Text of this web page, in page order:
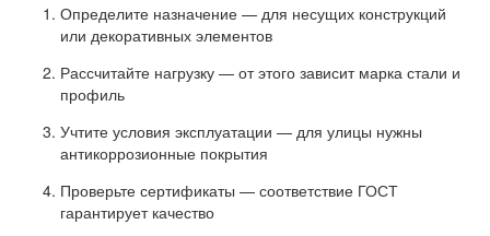
Определите назначение — для несущих конструкций
или декоративных элементов
Рассчитайте нагрузку — от этого зависит марка стали и
профиль
Учтите условия эксплуатации — для улицы нужны
антикоррозионные покрытия
Проверьте сертификаты — соответствие ГОСТ
гарантирует качество